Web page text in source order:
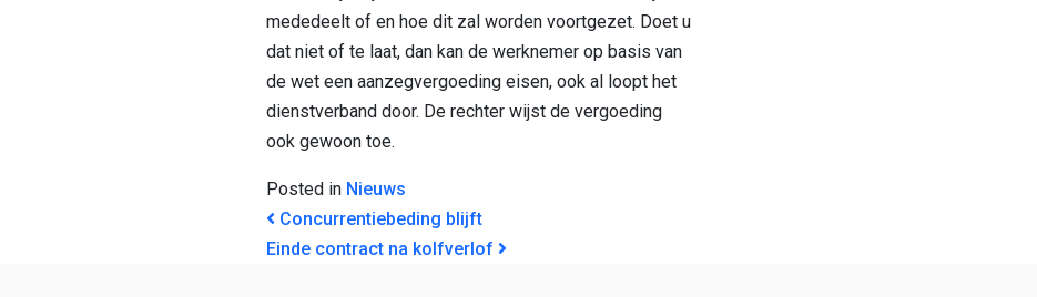
mededeelt of en hoe dit zal worden voortgezet. Doet u
dat niet of te laat, dan kan de werknemer op basis van
de wet een aanzegvergoeding eisen, ook al loopt het
dienstverband door. De rechter wijst de vergoeding
ook gewoon toe.
Posted in Nieuws
BERICHT NAVIGATIE
Concurrentiebeding blijft
Einde contract na kolfverlof